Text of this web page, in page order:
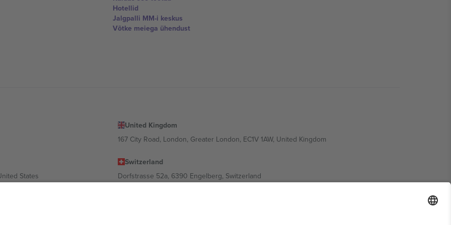
Hotellid
Jalgpalli MM-i keskus
Võtke meiega ühendust
United Kingdom
167 City Road, London, Greater London, EC1V 1AW, United Kingdom
States
Switzerland
Dorfstrasse 52a, 6390 Engelberg, Switzerland